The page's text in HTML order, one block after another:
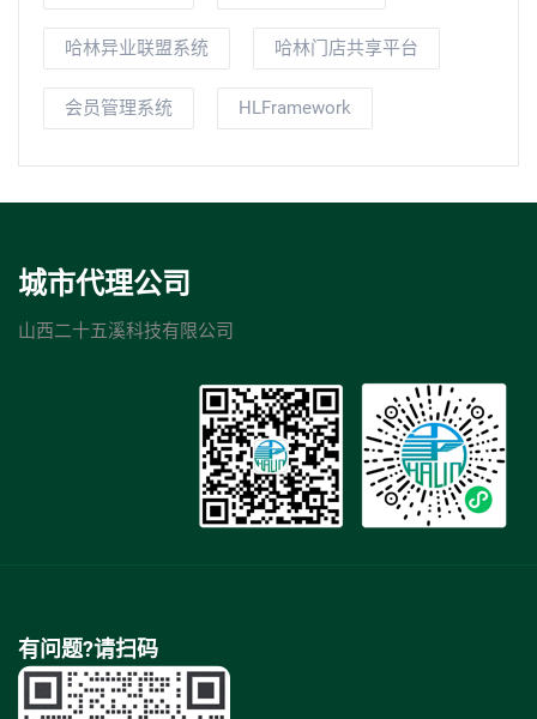
哈林异业联盟系统 哈林门店共享平台
会员管理系统 HLFramework
城市代理公司
山西二十五溪科技有限公司
有问题?请扫码